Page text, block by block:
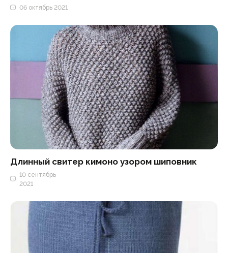
06 октябрь 2021
Длинный свитер кимоно узором шиповник
10 сентябрь
2021